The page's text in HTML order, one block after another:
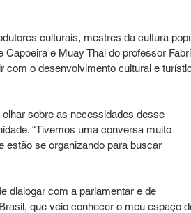
culturais, mestres da cultura
e Muay Thai do professor
com o desenvolvimento cultural e
sobre as necessidades desse
“Tivemos uma conversa muito
estão se organizando para buscar
dialogar com a parlamentar e de
que veio conhecer o meu espaço